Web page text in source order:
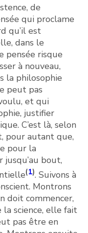
de
qui proclame
qu’il est
dans le
pensée risque
à nouveau,
la philosophie
peut pas
et qui
justifier
C’est là, selon
pour autant que,
pour la
jusqu’au bout,
(1). Suivons à
Montrons
doit commencer,
la science, elle fait
pas être en